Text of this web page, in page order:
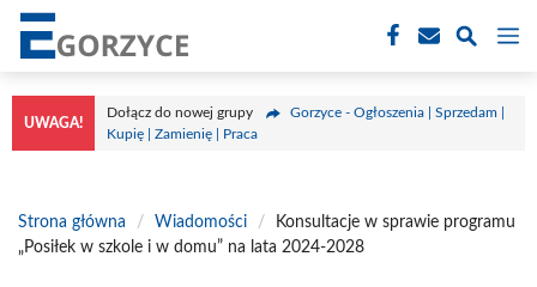
Przejdź
treści
UWAGA!
Dołącz do nowej grupy
Gorzyce - Ogłoszenia | Sprzedam |
Kupię | Zamienię | Praca
Strona główna / Wiadomości /
Konsultacje w sprawie programu
„Posiłek w szkole i w domu” na lata 2024-2028